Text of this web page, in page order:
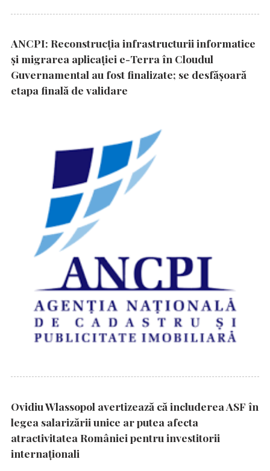
ANCPI: Reconstrucția infrastructurii informatice
și migrarea aplicației e-Terra în Cloudul
Guvernamental au fost finalizate; se desfășoară
etapa finală de validare
Ovidiu Wlassopol avertizează că includerea ASF în
legea salarizării unice ar putea afecta
atractivitatea României pentru investitorii
internaționali